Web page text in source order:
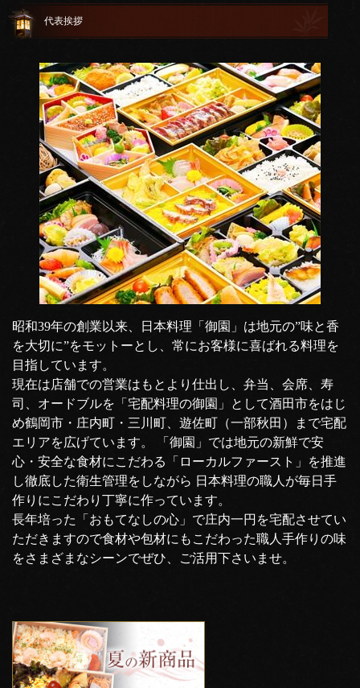
代表挨拶
昭和39年の創業以来、日本料理「御園」は地元の”味と香
を大切に”をモットーとし、常にお客様に喜ばれる料理を
目指しています。
現在は店舗での営業はもとより仕出し、弁当、会席、寿
司、オードブルを「宅配料理の御園」として酒田市をはじ
め鶴岡市・庄内町・三川町、遊佐町（一部秋田）まで宅配
エリアを広げています。 「御園」では地元の新鮮で安
心・安全な食材にこだわる「ローカルファースト」を推進
し徹底した衛生管理をしながら 日本料理の職人が毎日手
作りにこだわり丁寧に作っています。
長年培った「おもてなしの心」で庄内一円を宅配させてい
ただきますので食材や包材にもこだわった職人手作りの味
をさまざまなシーンでぜひ、ご活用下さいませ。